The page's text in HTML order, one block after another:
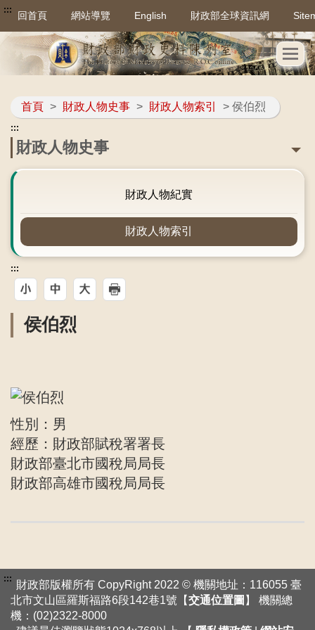
::: 回首頁 網站導覽 English 財政部全球資訊網
首頁 > 財政人物史事 > 財政人物索引 > 侯伯烈
:::
財政人物史事
財政人物紀實
財政人物索引
:::
侯伯烈
性別：男
經歷：財政部賦稅署署長
財政部臺北市國稅局局長
財政部高雄市國稅局局長
:::財政部版權所有 CopyRight 2022 © 機關地址：116055 臺
北市文山區羅斯福路6段142巷1號【交通位置圖 】 機關總
機：(02)2322-8000